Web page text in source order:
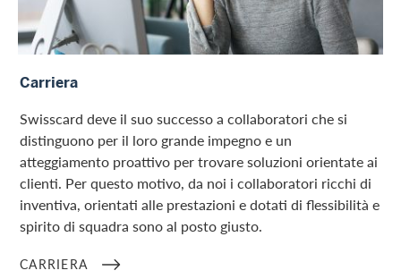
Carriera
Carriera
Swisscard deve il suo successo a collaboratori che si
distinguono per il loro grande impegno e un
atteggiamento proattivo per trovare soluzioni orientate ai
clienti. Per questo motivo, da noi i collaboratori ricchi di
inventiva, orientati alle prestazioni e dotati di flessibilità e
spirito di squadra sono al posto giusto.
CARRIERA